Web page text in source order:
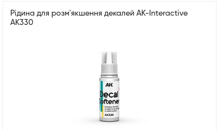
Рідина для розм'якшення декалей AK-Interactive
AK330